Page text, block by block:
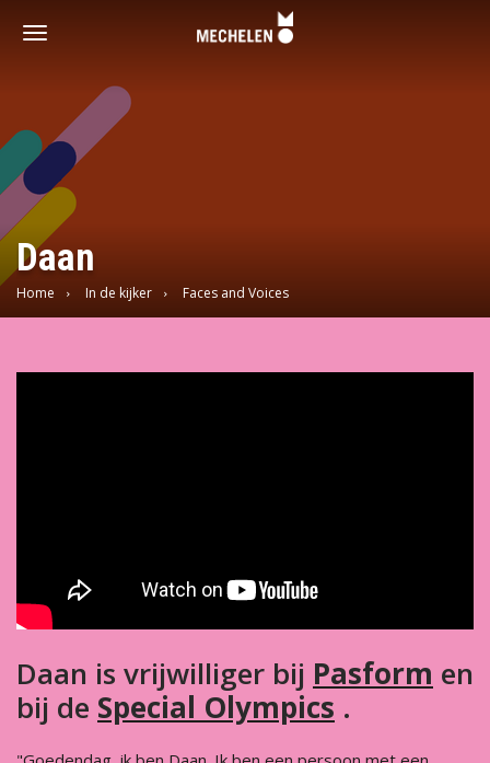
Toggle
Daan
Home In de kijker Faces and Voices
Daan is vrijwilliger bij Pasform en
bij de Special Olympics .